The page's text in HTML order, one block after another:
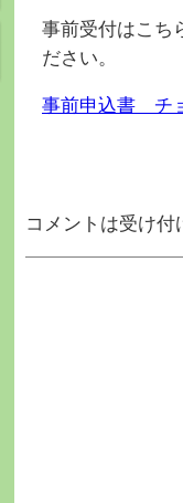
事前受付はこ
ださい。
事前申込書 チ
コメントは受け付